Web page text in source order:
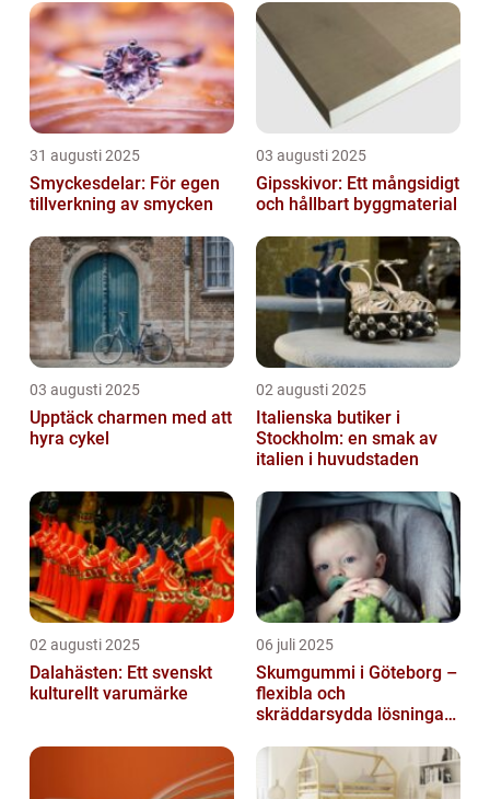
31 augusti 2025
Smyckesdelar: För egen
tillverkning av smycken
03 augusti 2025
Gipsskivor: Ett mångsidigt
och hållbart byggmaterial
03 augusti 2025
Upptäck charmen med att
hyra cykel
02 augusti 2025
Italienska butiker i
Stockholm: en smak av
italien i huvudstaden
02 augusti 2025
Dalahästen: Ett svenskt
kulturellt varumärke
06 juli 2025
Skumgummi i Göteborg –
flexibla och
skräddarsydda lösningar